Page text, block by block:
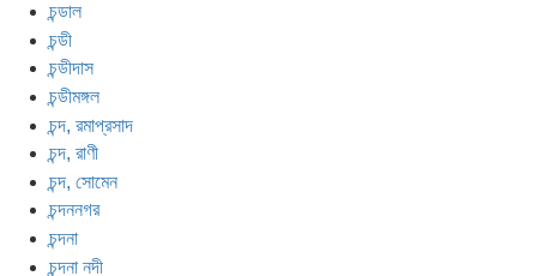
চন্ডাল
চন্ডী
চন্ডীদাস
চন্ডীমঙ্গল
চন্দ, রমাপ্রসাদ
চন্দ, রাণী
চন্দ, সোমেন
চন্দননগর
চন্দনা
চন্দনা নদী